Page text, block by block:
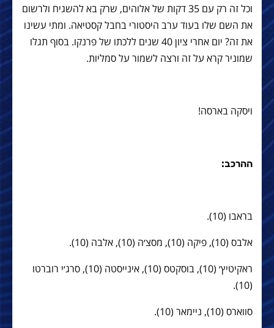
וכל זה רק עם 35 דקות של אלוהים, שרק בא להשגיח ולרשום
את השם שלו בעוד ערב היסטורי בחבל קסטיאה. ומתי עשינו
את זה? יום אחרי ציון 40 שנים ללכתו של פרנקו. בסוף תגלו
שמוניר קרא על זה ורצה לשמור על סמליות.
ויסקה בארסה!
ההרכב:
בראבו (10).
אלבס (10), פיקה (10), מסצ׳ה (10), אלבה (10).
ראקיטיץ׳ (10), בוסקטס (10), אינייסטה (10), סרג׳י רוברטו
(10).
סווארס (10), ניימאר (10).